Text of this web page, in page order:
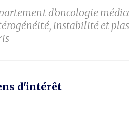
d’oncologie
instabilité et
d'intérêt